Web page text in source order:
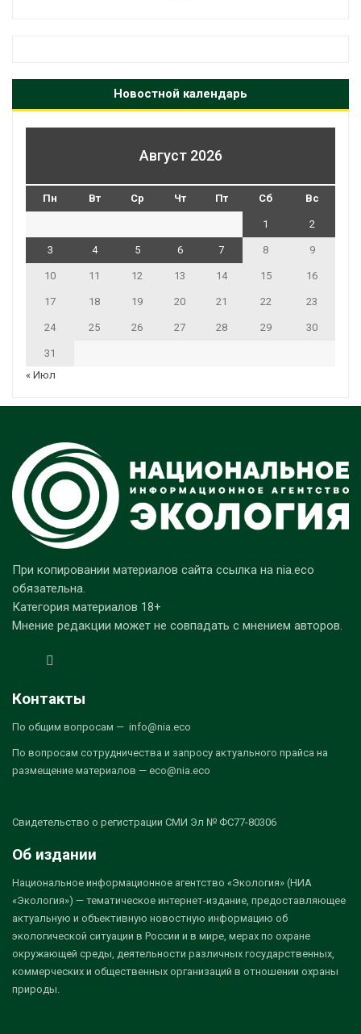
Новостной календарь
Август 2026
Пн Вт Ср Чт Пт Сб Вс
1 2
3 4 5 6 7 8 9
10 11 12 13 14 15 16
17 18 19 20 21 22 23
24 25 26 27 28 29 30
31
« Июл
При копировании материалов сайта ссылка на nia.eco
обязательна.
Категория материалов 18+
Мнение редакции может не совпадать с мнением авторов.
Контакты
По общим вопросам — info@nia.eco
По вопросам сотрудничества и запросу актуального прайса на
размещение материалов — eco@nia.eco
Свидетельство о регистрации СМИ Эл № ФС77-80306
Об издании
Национальное информационное агентство «Экология» (НИА
«Экология») — тематическое интернет-издание, предоставляющее
актуальную и объективную новостную информацию об
экологической ситуации в России и в мире, мерах по охране
окружающей среды, деятельности различных государственных,
коммерческих и общественных организаций в отношении охраны
природы.